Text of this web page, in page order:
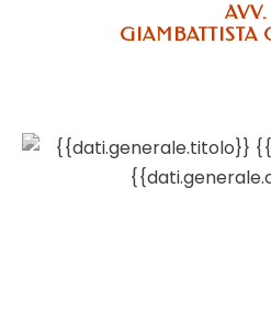
AVV.
GIAMBATTISTA